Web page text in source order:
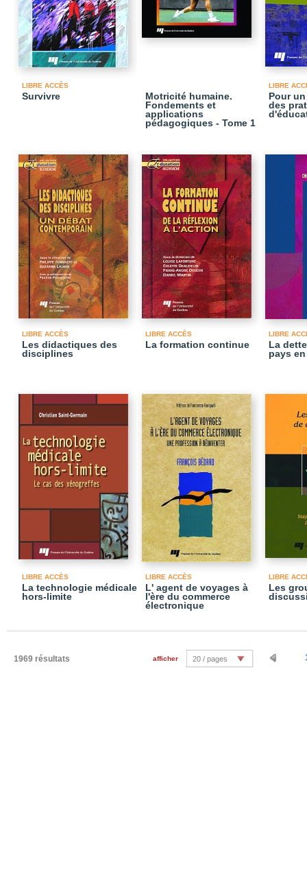
LIBRE ACCÈS
Survivre
Motricité humaine.
Fondements et
applications
pédagogiques - Tome 1
LIBRE
Pour
des
LIBRE ACCÈS
Les didactiques des
disciplines
LIBRE ACCÈS
La formation continue
LIBRE
La
pays
LIBRE ACCÈS
La technologie médicale
hors-limite
LIBRE ACCÈS
L' agent de voyages à
l'ère du commerce
électronique
LIBRE
Les
1969 résultats afficher 20 / pages